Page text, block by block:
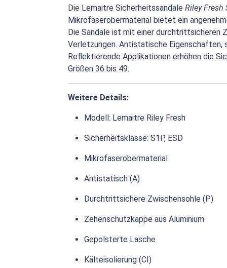
Die Lemaitre SicherheitssandaleRiley Fresh
Mikrofaserobermaterial bietet ein
Die Sandale ist mit einer durchtrittsicheren
Verletzungen. Antistatische Eigenschaften,
Reflektierende Applikationen erhöhen die
Größen 36 bis 49.
Weitere Details:
Modell: Lemaitre Riley Fresh
Sicherheitsklasse: S1P, ESD
Mikrofaserobermaterial
Antistatisch (A)
Durchtrittsichere Zwischensohle (P)
Zehenschutzkappe aus Aluminium
Gepolsterte Lasche
Kälteisolierung (CI)